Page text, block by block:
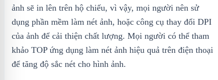
ảnh sẽ in lên trên hộ chiếu, vì vậy, mọi người nên sử
dụng phần mềm làm nét ảnh, hoặc công cụ thay đổi DPI
của ảnh để cải thiện chất lượng. Mọi người có thể tham
khảo TOP ứng dụng làm nét ảnh hiệu quả trên điện thoại
để tăng độ sắc nét cho hình ảnh.